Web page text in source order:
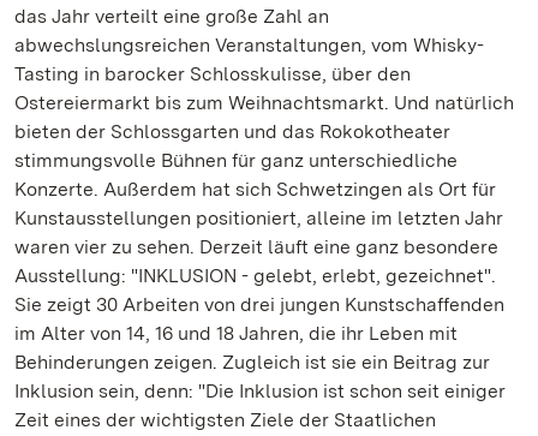
das Jahr verteilt eine große Zahl an
abwechslungsreichen Veranstaltungen, vom Whisky-
Tasting in barocker Schlosskulisse, über den
Ostereiermarkt bis zum Weihnachtsmarkt. Und natürlich
bieten der Schlossgarten und das Rokokotheater
stimmungsvolle Bühnen für ganz unterschiedliche
Konzerte. Außerdem hat sich Schwetzingen als Ort für
Kunstausstellungen positioniert, alleine im letzten Jahr
waren vier zu sehen. Derzeit läuft eine ganz besondere
Ausstellung: "INKLUSION - gelebt, erlebt, gezeichnet".
Sie zeigt 30 Arbeiten von drei jungen Kunstschaffenden
im Alter von 14, 16 und 18 Jahren, die ihr Leben mit
Behinderungen zeigen. Zugleich ist sie ein Beitrag zur
Inklusion sein, denn: "Die Inklusion ist schon seit einiger
Zeit eines der wichtigsten Ziele der Staatlichen